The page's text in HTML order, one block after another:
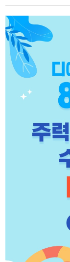
업
공사업
스공사업
금속·창
건축물